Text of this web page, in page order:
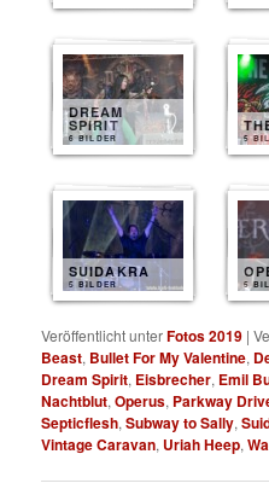
DREAM
SPIRIT
6 BILDER 5
SUIDAKRA
5 BILDER 5
Veröffentlicht unterFotos 2019 |
Beast, Bullet For My Valentine,
Dream Spirit, Eisbrecher, Emil
Nachtblut,Operus, Parkway
Septicflesh,Subway to Sally,
Vintage Caravan, Uriah Heep,